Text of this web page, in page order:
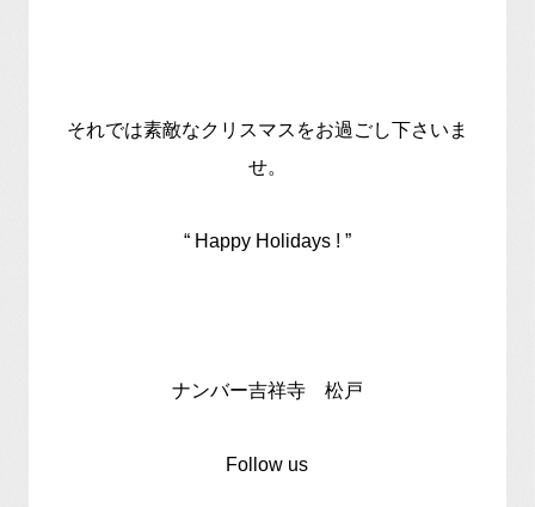
それでは素敵なクリスマスをお過ごし下さいま
せ。
“ Happy Holidays ! ”
ナンバー吉祥寺 松戸
Follow us